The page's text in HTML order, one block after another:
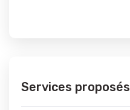
Services proposés